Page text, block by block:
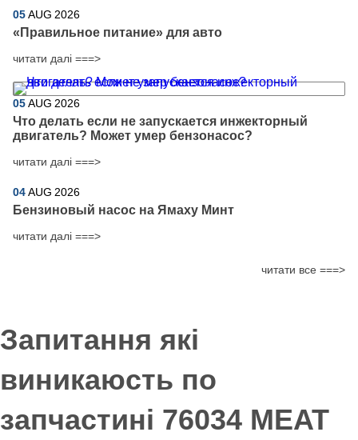
05AUG 2026
​«Правильное питание» для авто
читати далі ===>
05AUG 2026
Что делать если не запускается инжекторный
двигатель? Может умер бензонасос?
читати далі ===>
04AUG 2026
Бензиновый насос на Ямаху Минт
читати далі ===>
читати все ===>
Запитання які
виникаюсть по
запчастині 76034 MEAT